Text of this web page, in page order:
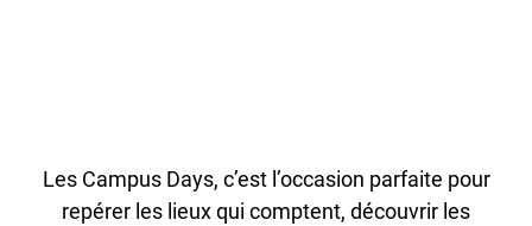
Les Campus Days, c’est l’occasion parfaite pour
repérer les lieux qui comptent, découvrir les